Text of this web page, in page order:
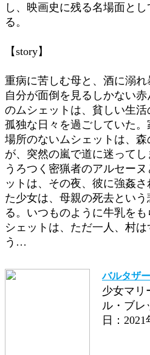
し、映画史に残る名場面と
る。
【story】
重病に苦しむ母と、酒に溺れ
自分が面倒を見るしかない
のムシェットは、貧しい生
孤独な日々を過ごしていた
場所のないムシェットは、
が、突然の嵐で道に迷って
うろつく密猟者のアルセー
ットは、その夜、彼に強姦
た少女は、母親の死去とい
る。いつものように牛乳を
シェットは、ただ一人、村
う…
バルタザ
少女マリ
ル・ブレ
日：